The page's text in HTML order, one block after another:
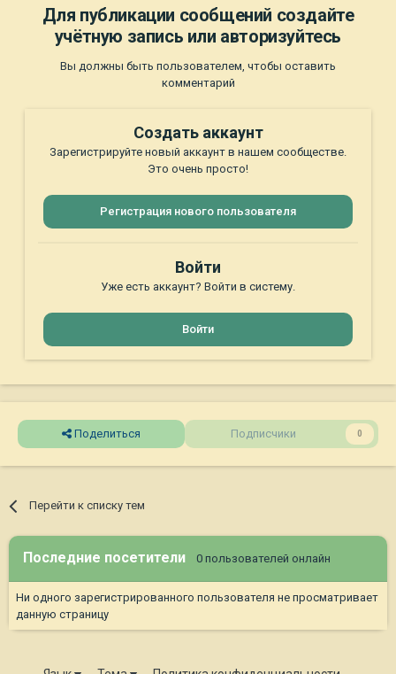
Для публикации сообщений создайте
учётную запись или авторизуйтесь
Вы должны быть пользователем, чтобы оставить
комментарий
Создать аккаунт
Зарегистрируйте новый аккаунт в нашем сообществе.
Это очень просто!
Регистрация нового пользователя
Войти
Уже есть аккаунт? Войти в систему.
Войти
Поделиться Подписчики 0
Перейти к списку тем
Последние посетители 0 пользователей онлайн
Ни одного зарегистрированного пользователя не просматривает
данную страницу